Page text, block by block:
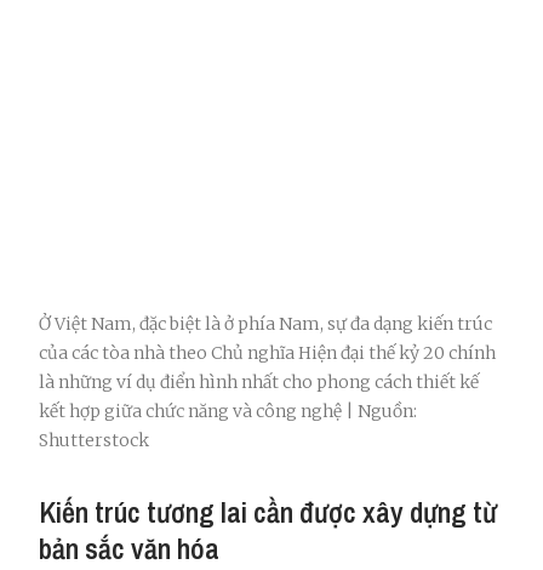
Ở Việt Nam, đặc biệt là ở phía Nam, sự đa dạng kiến trúc
của các tòa nhà theo Chủ nghĩa Hiện đại thế kỷ 20 chính
là những ví dụ điển hình nhất cho phong cách thiết kế
kết hợp giữa chức năng và công nghệ | Nguồn:
Shutterstock
Kiến trúc tương lai cần được xây dựng từ
bản sắc văn hóa